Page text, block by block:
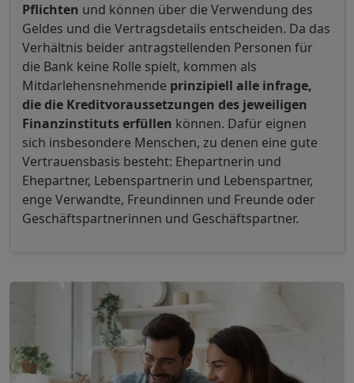
Pflichten und können über die Verwendung des
Geldes und die Vertragsdetails entscheiden. Da das
Verhältnis beider antragstellenden Personen für
die Bank keine Rolle spielt, kommen als
Mitdarlehensnehmende prinzipiell alle infrage,
die die Kreditvoraussetzungen des jeweiligen
Finanzinstituts erfüllen können. Dafür eignen
sich insbesondere Menschen, zu denen eine gute
Vertrauensbasis besteht: Ehepartnerin und
Ehepartner, Lebenspartnerin und Lebenspartner,
enge Verwandte, Freundinnen und Freunde oder
Geschäftspartnerinnen und Geschäftspartner.